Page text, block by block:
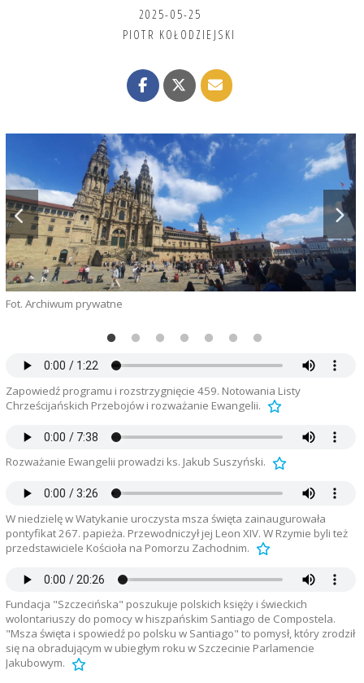
2025-05-25
PIOTR KOŁODZIEJSKI
Fot. Archiwum prywatne
Zapowiedź programu i rozstrzygnięcie 459. Notowania Listy
Chrześcijańskich Przebojów i rozważanie Ewangelii.
Rozważanie Ewangelii prowadzi ks. Jakub Suszyński.
W niedzielę w Watykanie uroczysta msza święta zainaugurowała
pontyfikat 267. papieża. Przewodniczył jej Leon XIV. W Rzymie byli też
przedstawiciele Kościoła na Pomorzu Zachodnim.
Fundacja "Szczecińska" poszukuje polskich księży i świeckich
wolontariuszy do pomocy w hiszpańskim Santiago de Compostela.
"Msza święta i spowiedź po polsku w Santiago" to pomysł, który zrodził
się na obradującym w ubiegłym roku w Szczecinie Parlamencie
Jakubowym.